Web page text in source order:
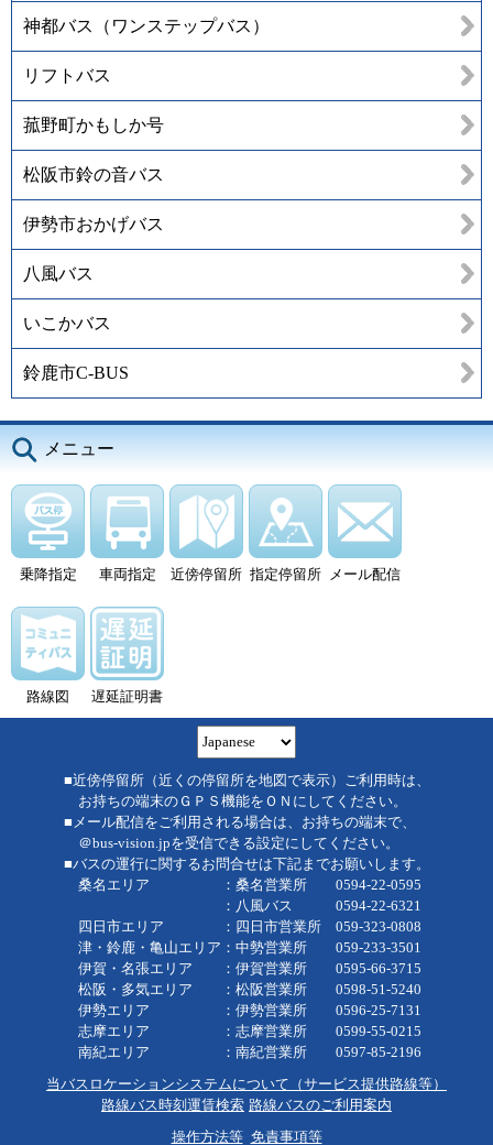
神都バス（ワンステップバス）
リフトバス
菰野町かもしか号
松阪市鈴の音バス
伊勢市おかげバス
八風バス
いこかバス
鈴鹿市C-BUS
メニュー
乗降指定 車両指定 近傍停留所 指定停留所 メール配信
路線図 遅延証明書
■近傍停留所（近くの停留所を地図で表示）ご利用時は、
お持ちの端末のＧＰＳ機能をＯＮにしてください。
■メール配信をご利用される場合は、お持ちの端末で、
＠bus-vision.jpを受信できる設定にしてください。
■バスの運行に関するお問合せは下記までお願いします。
桑名エリア ：桑名営業所 0594-22-0595
：八風バス 0594-22-6321
四日市エリア ：四日市営業所 059-323-0808
津・鈴鹿・亀山エリア：中勢営業所 059-233-3501
伊賀・名張エリア ：伊賀営業所 0595-66-3715
松阪・多気エリア ：松阪営業所 0598-51-5240
伊勢エリア ：伊勢営業所 0596-25-7131
志摩エリア ：志摩営業所 0599-55-0215
南紀エリア ：南紀営業所 0597-85-2196
当バスロケーションシステムについて（サービス提供路線等）
路線バス時刻運賃検索 路線バスのご利用案内
操作方法等 免責事項等